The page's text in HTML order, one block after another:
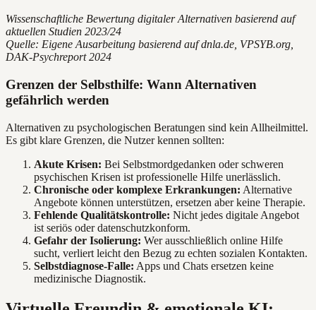
Wissenschaftliche Bewertung digitaler Alternativen basierend auf
aktuellen Studien 2023/24
Quelle: Eigene Ausarbeitung basierend auf dnla.de, VPSYB.org,
DAK-Psychreport 2024
Grenzen der Selbsthilfe: Wann Alternativen
gefährlich werden
Alternativen zu psychologischen Beratungen sind kein Allheilmittel.
Es gibt klare Grenzen, die Nutzer kennen sollten:
Akute Krisen: Bei Selbstmordgedanken oder schweren
psychischen Krisen ist professionelle Hilfe unerlässlich.
Chronische oder komplexe Erkrankungen: Alternative
Angebote können unterstützen, ersetzen aber keine Therapie.
Fehlende Qualitätskontrolle: Nicht jedes digitale Angebot
ist seriös oder datenschutzkonform.
Gefahr der Isolierung: Wer ausschließlich online Hilfe
sucht, verliert leicht den Bezug zu echten sozialen Kontakten.
Selbstdiagnose-Falle: Apps und Chats ersetzen keine
medizinische Diagnostik.